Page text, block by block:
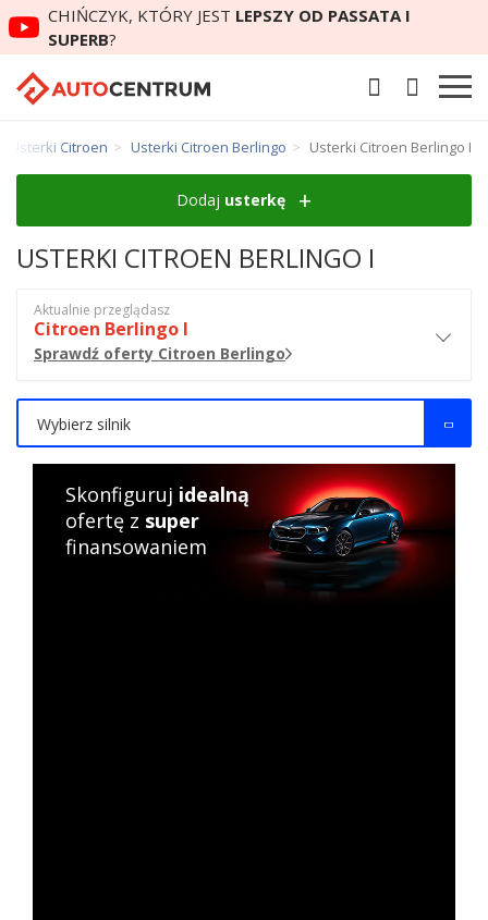
CHIŃCZYK, KTÓRY JEST LEPSZY OD PASSATA I
SUPERB?
Usterki Citroen Usterki Citroen Berlingo Usterki Citroen Berlingo I
Dodaj usterkę
USTERKI CITROEN BERLINGO I
Aktualnie przeglądasz
Citroen Berlingo I
Sprawdź oferty Citroen Berlingo
Wybierz silnik
Skonfiguruj idealną
ofertę z super
finansowaniem